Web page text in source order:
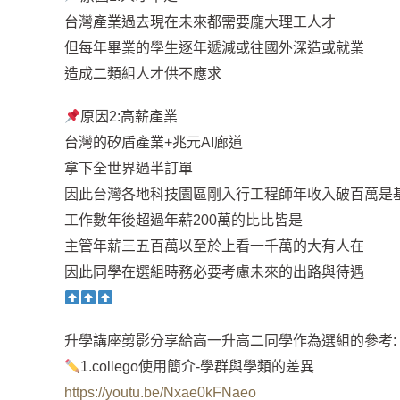
台灣產業過去現在未來都需要龐大理工人才
但每年畢業的學生逐年遞減或往國外深造或就業
造成二類組人才供不應求
原因2:高薪產業
台灣的矽盾產業+兆元AI廊道
拿下全世界過半訂單
因此台灣各地科技園區剛入行工程師年收入破百萬是
工作數年後超過年薪200萬的比比皆是
主管年薪三五百萬以至於上看一千萬的大有人在
因此同學在選組時務必要考慮未來的出路與待遇
升學講座剪影分享給高一升高二同學作為選組的參考:
1.collego使用簡介-學群與學類的差異
https://youtu.be/Nxae0kFNaeo